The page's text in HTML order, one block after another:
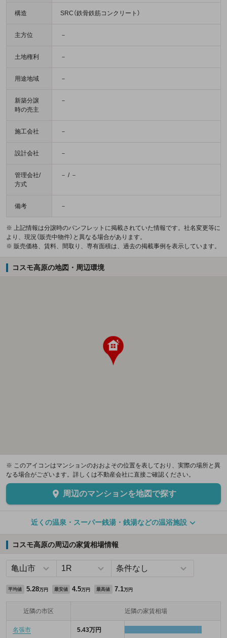
構造 SRC（鉄骨鉄筋コンクリート）
主方位 －
土地権利 －
用途地域 －
新築分譲
時の売主
－
施工会社 －
設計会社 －
管理会社/
方式
－ / －
備考 －
※ 上記情報は分譲時のパンフレットに掲載されていた情報です。社名変更等に
より、現況（販売中物件）と異なる場合があります。
※ 販売価格、賃料、間取り、専有面積は、過去の掲載事例を表示しています。
コスモ高原の地図・周辺環境
※ このアイコンはマンションのおおよその位置を表しており、実際の場所と異
なる場合がございます。詳しくは不動産会社に直接ご確認ください。
周辺のマンションを地図で探す
近くの温泉・スーパー銭湯・銭湯などの温浴施設
コスモ高原の周辺の家賃相場情報
平均値 5.28万円 最安値 4.5万円 最高値 7.1万円
近隣の市区 近隣の家賃相場
名張市 5.43万円